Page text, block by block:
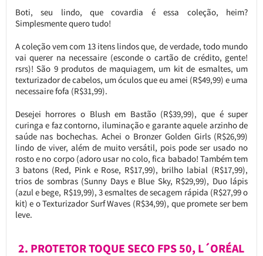
Boti, seu lindo, que covardia é essa coleção, heim?
Simplesmente quero tudo!
A coleção vem com 13 itens lindos que, de verdade, todo mundo
vai querer na necessaire (esconde o cartão de crédito, gente!
rsrs)! São 9 produtos de maquiagem, um kit de esmaltes, um
texturizador de cabelos, um óculos que eu amei (R$49,99) e uma
necessaire fofa (R$31,99).
Desejei horrores o Blush em Bastão (R$39,99), que é super
curinga e faz contorno, iluminação e garante aquele arzinho de
saúde nas bochechas. Achei o Bronzer Golden Girls (R$26,99)
lindo de viver, além de muito versátil, pois pode ser usado no
rosto e no corpo (adoro usar no colo, fica babado! Também tem
3 batons (Red, Pink e Rose, R$17,99), brilho labial (R$17,99),
trios de sombras (Sunny Days e Blue Sky, R$29,99), Duo lápis
(azul e bege, R$19,99), 3 esmaltes de secagem rápida (R$27,99 o
kit) e o Texturizador Surf Waves (R$34,99), que promete ser bem
leve.
2. PROTETOR TOQUE SECO FPS 50, L´ORÉAL